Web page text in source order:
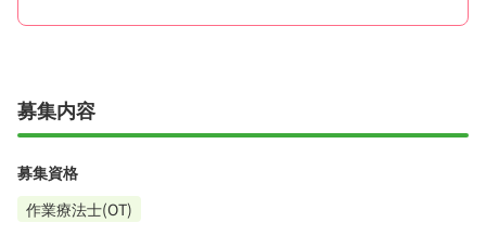
募集内容
募集資格
作業療法士(OT)